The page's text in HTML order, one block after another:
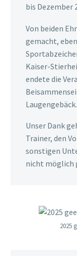
bis Dezember
Von beiden
gemacht,
Kaiser-
endete die
Laugengebäck.
Unser Dank
Trainer, den
sonstigen
nicht möglich
2025